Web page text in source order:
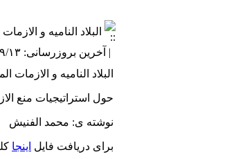
البلاد النامیه و
| آخرین بروزرسانی: ۱۳۹۱/۹/۱۳ |
البلاد النامیه و الازمات
حول استراتیجیات منع
نوشته ی: محمد الفنیش
برای دریافت فایل اینجا